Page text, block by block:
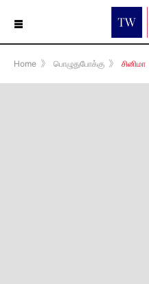
☰
Home 》 பொழுதுபோக்கு 》 சினிமா